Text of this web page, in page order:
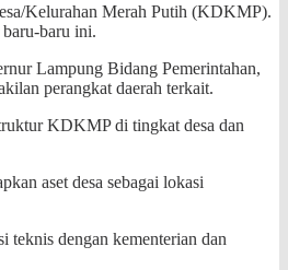
Kelurahan Merah Putih (KDKMP).
baru ini.
Lampung Bidang Pemerintahan,
perangkat daerah terkait.
KDKMP di tingkat desa dan
aset desa sebagai lokasi
teknis dengan kementerian dan